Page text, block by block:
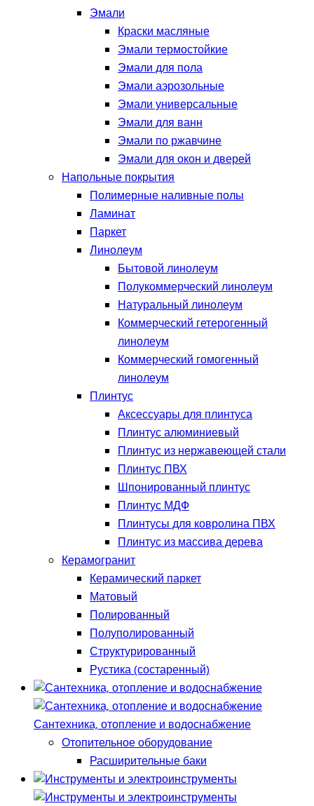
Эмали
Краски масляные
Эмали термостойкие
Эмали для пола
Эмали аэрозольные
Эмали универсальные
Эмали для ванн
Эмали по ржавчине
Эмали для окон и дверей
Напольные покрытия
Полимерные наливные полы
Ламинат
Паркет
Линолеум
Бытовой линолеум
Полукоммерческий линолеум
Натуральный линолеум
Коммерческий гетерогенный
линолеум
Коммерческий гомогенный
линолеум
Плинтус
Аксессуары для плинтуса
Плинтус алюминиевый
Плинтус из нержавеющей стали
Плинтус ПВХ
Шпонированный плинтус
Плинтус МДФ
Плинтусы для ковролина ПВХ
Плинтус из массива дерева
Керамогранит
Керамический паркет
Матовый
Полированный
Полуполированный
Структурированный
Рустика (состаренный)
Сантехника, отопление и водоснабжение
Отопительное оборудование
Расширительные баки